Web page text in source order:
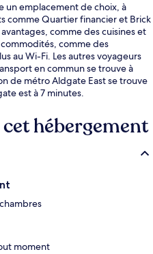
un emplacement de choix, à
comme Quartier financier et Brick
comme des cuisines et
comme des
au Wi-Fi. Les autres voyageurs
en commun se trouve à
de métro Aldgate East se trouve
est à 7 minutes.
hébergement
moment